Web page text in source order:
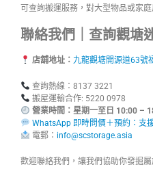
可查詢搬運服務，對大型物品或家庭
聯絡我們｜查詢觀塘
店舖地址： 九龍觀塘開源道63號
查詢熱線：8137 3221
搬屋運輸合作: 5220 0978
營業時間：星期一至日 10:00
WhatsApp 即時問價＋預約：支
電郵： info@scstorage.asia
歡迎聯絡我們，讓我們協助你發掘